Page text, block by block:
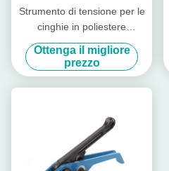
Strumento di tensione per le
cinghie in poliestere
composito Strumento di
cinghia per i fili in plastica
Ottenga il migliore
prezzo